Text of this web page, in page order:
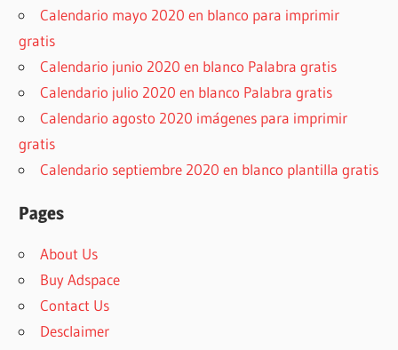
Calendario mayo 2020 en blanco para imprimir
gratis
Calendario junio 2020 en blanco Palabra gratis
Calendario julio 2020 en blanco Palabra gratis
Calendario agosto 2020 imágenes para imprimir
gratis
Calendario septiembre 2020 en blanco plantilla gratis
Pages
About Us
Buy Adspace
Contact Us
Desclaimer